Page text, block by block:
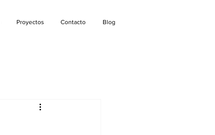
Proyectos Contacto Blog